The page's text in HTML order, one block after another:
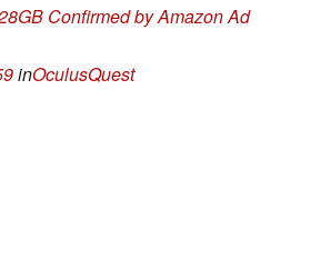
Confirmed by Amazon Ad
inOculusQuest